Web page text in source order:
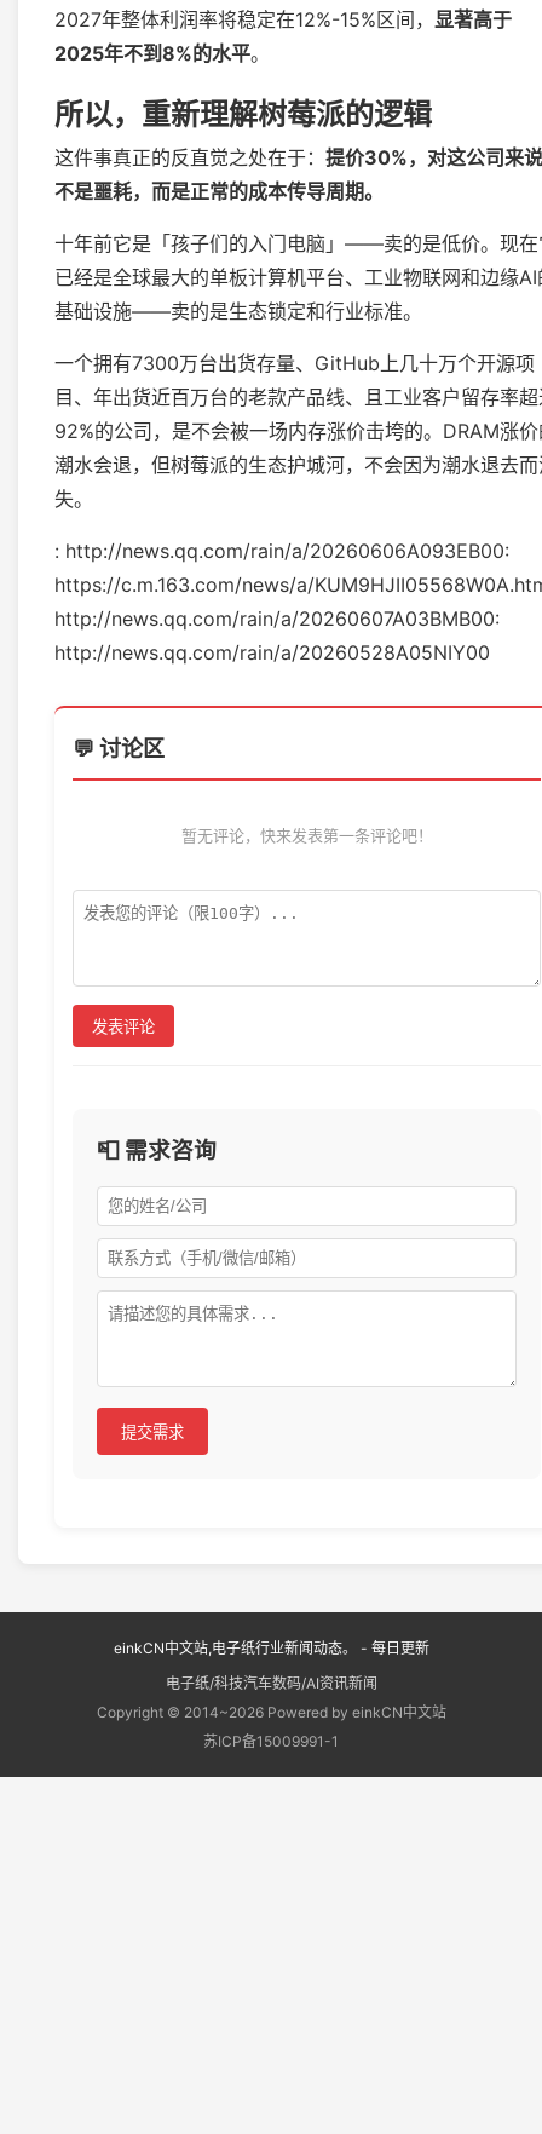
2027年整体利润率将稳定在12%-15%区间， 显著高于
2025年不到8%的水平。
所以，重新理解树莓派的逻辑
这件事真正的反直觉之处在于： 提价30%，对这公司来说
不是噩耗，而是正常的成本传导周期。
十年前它是「孩子们的入门电脑」——卖的是低价。现在
已经是全球最大的单板计算机平台、工业物联网和边缘AI
基础设施——卖的是生态锁定和行业标准。
一个拥有7300万台出货存量、GitHub上几十万个开源项
目、年出货近百万台的老款产品线、且工业客户留存率
92%的公司，是不会被一场内存涨价击垮的。DRAM涨
潮水会退，但树莓派的生态护城河，不会因为潮水退去
失。
: http://news.qq.com/rain/a/20260606A093EB00:
https://c.m.163.com/news/a/
http://news.qq.com/rain/a/20260607A03BMB00:
http://news.qq.com/rain/a/20260528A05NIY00
💬 讨论区
暂无评论，快来发表第一条评论吧！
发表评论
📮 需求咨询
提交需求
einkCN中文站,电子纸行业新闻动态。 - 每日更新
电子纸/科技汽车数码/AI资讯新闻
Copyright © 2014~2026 Powered by einkCN中文站
苏ICP备15009991-1